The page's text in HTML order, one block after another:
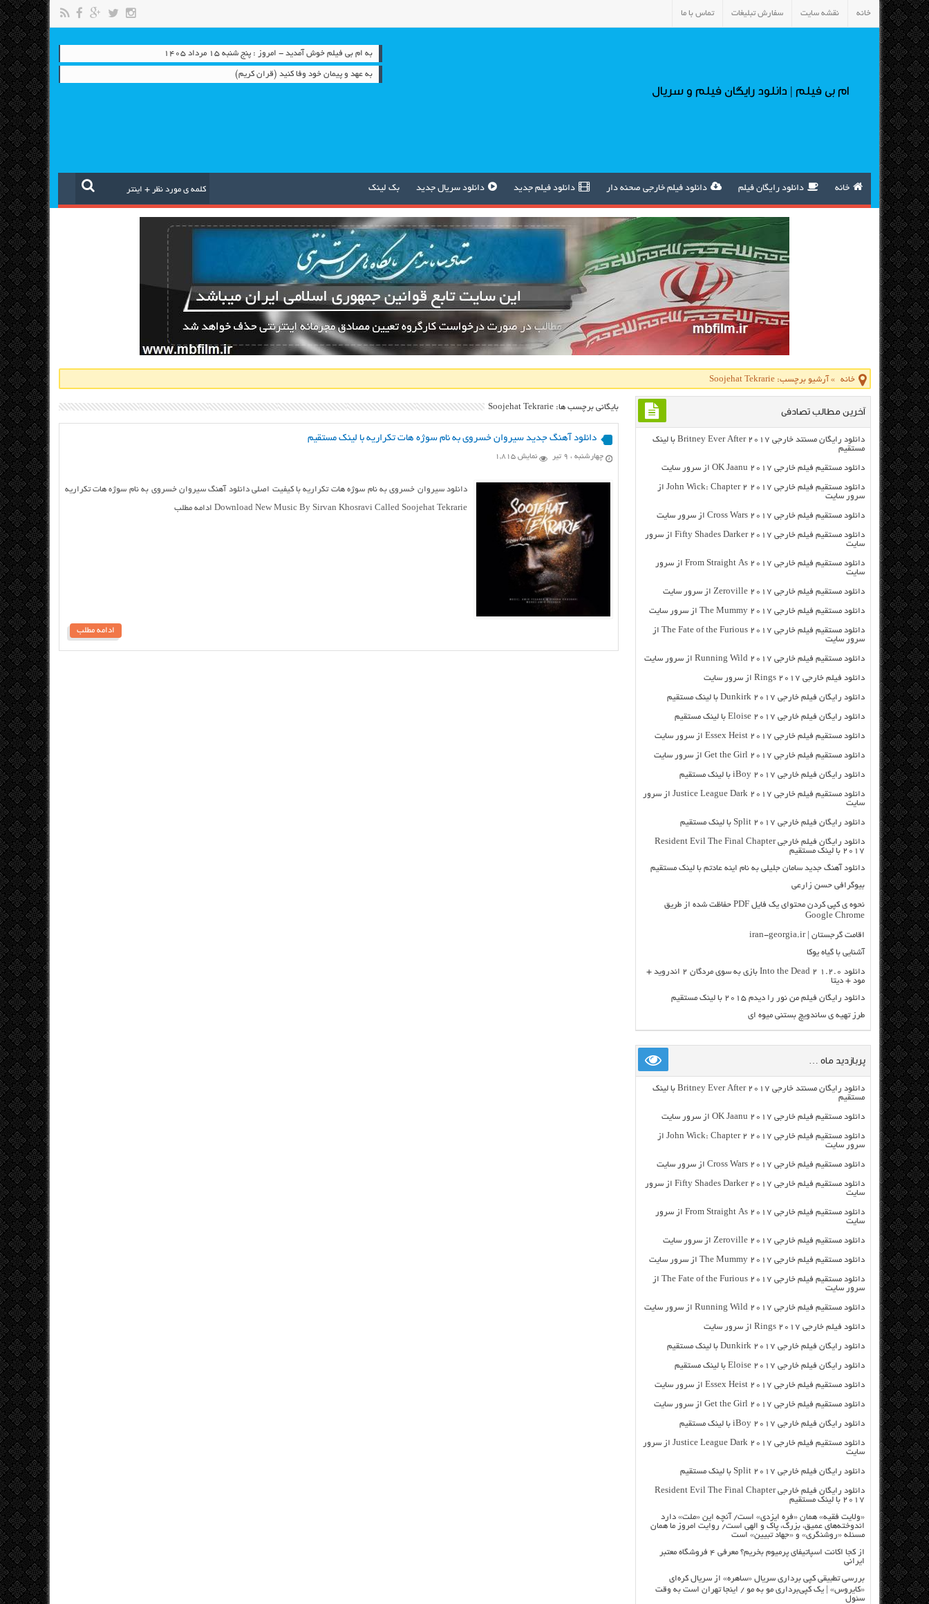
خانه نقشه سایت سفارش تبلیغات تماس با ما
ام بی فیلم | دانلود رایگان فیلم و سریال
به ام بی فیلم خوش آمدید - امروز : پنج شنبه ۱۵ مرداد ۱۴۰۵
به عهد و پیمان خود وفا کنید (قران کریم)
خانه دانلود رایگان فیلم دانلود فیلم خارجی صحنه دار دانلود فیلم جدید دانلود سریال جدید بک لینک
خانه » آرشیو برچسب: Soojehat Tekrarie
بایگانی برچسب ها: Soojehat Tekrarie
دانلود آهنگ جدید سیروان خسروی به نام سوژه هات تکراریه با لینک مستقیم
چهارشنبه ، ۹ تیر نمایش 1,815
دانلود سیروان خسروی به نام سوژه هات تکراریه با کیفیت اصلی دانلود آهنگ سیروان خسروی به نام سوژه هات تکراریه
Download New Music By Sirvan Khosravi Called Soojehat Tekrarie ادامه مطلب
ادامه مطلب
آخرین مطالب تصادفی
دانلود رایگان مسنتد خارجی Britney Ever After 2017 با لینک
مستقیم
دانلود مستقیم فیلم خارجی OK Jaanu 2017 از سرور سایت
دانلود مستقیم فیلم خارجی John Wick: Chapter 2 2017 از
سرور سایت
دانلود مستقیم فیلم خارجی Cross Wars 2017 از سرور سایت
دانلود مستقیم فیلم خارجی Fifty Shades Darker 2017 از سرور
سایت
دانلود مستقیم فیلم خارجی From Straight As 2017 از سرور
سایت
دانلود مستقیم فیلم خارجی Zeroville 2017 از سرور سایت
دانلود مستقیم فیلم خارجی The Mummy 2017 از سرور سایت
دانلود مستقیم فیلم خارجی The Fate of the Furious 2017 از
سرور سایت
دانلود مستقیم فیلم خارجی Running Wild 2017 از سرور سایت
دانلود فیلم خارجی Rings 2017 از سرور سایت
دانلود رایگان فیلم خارجی Dunkirk 2017 با لینک مستقیم
دانلود رایگان فیلم خارجی Eloise 2017 با لینک مستقیم
دانلود مستقیم فیلم خارجی Essex Heist 2017 از سرور سایت
دانلود مستقیم فیلم خارجی Get the Girl 2017 از سرور سایت
دانلود رایگان فیلم خارجی iBoy 2017 با لینک مستقیم
دانلود مستقیم فیلم خارجی Justice League Dark 2017 از سرور
سایت
دانلود رایگان فیلم خارجی Split 2017 با لینک مستقیم
دانلود رایگان فیلم خارجی Resident Evil The Final Chapter
2017 با لینک مستقیم
دانلود آهنگ جدید سامان جلیلی به نام اینه عادتم با لینک مستقیم
بیوگرافی حسن زارعی
نحوه ي کپی کردن محتوای یک فایل PDF حفاظت شده از طریق
Google Chrome
اقامت گرجستان | iran-georgia.ir
آشنایی با گیاه یوکا
دانلود Into the Dead 2 1.2.0 بازی به سوی مردگان ۲ اندروید +
مود + دیتا
دانلود رایگان فیلم من نور را دیدم ۲۰۱۵ با لینک مستقیم
طرز تهیه ی ساندویچ بستنی میوه ای
پربازدید ماه …
دانلود رایگان مسنتد خارجی Britney Ever After 2017 با لینک
مستقیم
دانلود مستقیم فیلم خارجی OK Jaanu 2017 از سرور سایت
دانلود مستقیم فیلم خارجی John Wick: Chapter 2 2017 از
سرور سایت
دانلود مستقیم فیلم خارجی Cross Wars 2017 از سرور سایت
دانلود مستقیم فیلم خارجی Fifty Shades Darker 2017 از سرور
سایت
دانلود مستقیم فیلم خارجی From Straight As 2017 از سرور
سایت
دانلود مستقیم فیلم خارجی Zeroville 2017 از سرور سایت
دانلود مستقیم فیلم خارجی The Mummy 2017 از سرور سایت
دانلود مستقیم فیلم خارجی The Fate of the Furious 2017 از
سرور سایت
دانلود مستقیم فیلم خارجی Running Wild 2017 از سرور سایت
دانلود فیلم خارجی Rings 2017 از سرور سایت
دانلود رایگان فیلم خارجی Dunkirk 2017 با لینک مستقیم
دانلود رایگان فیلم خارجی Eloise 2017 با لینک مستقیم
دانلود مستقیم فیلم خارجی Essex Heist 2017 از سرور سایت
دانلود مستقیم فیلم خارجی Get the Girl 2017 از سرور سایت
دانلود رایگان فیلم خارجی iBoy 2017 با لینک مستقیم
دانلود مستقیم فیلم خارجی Justice League Dark 2017 از سرور
سایت
دانلود رایگان فیلم خارجی Split 2017 با لینک مستقیم
دانلود رایگان فیلم خارجی Resident Evil The Final Chapter
2017 با لینک مستقیم
«ولایت فقیه» همان «فره ایزدی» است/ آنچه این «ملت» دارد
اندوخته‌های عمیق، بزرگ، پاک و الهی است/ روایت امروز ما همان
مسئله «روشنگری» و «جهاد تبیین» است
از کجا اکانت اسپاتیفای پرمیوم بخریم؟ معرفی ۴ فروشگاه معتبر
ایرانی
بررسی تطبیقی کپی برداری سریال «ساهره» از سریال کره‌ای
«کایروس» | یک کپی‌برداری مو به مو / اینجا تهران است به وقت
سئول